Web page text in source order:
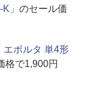
」 のセール価
エボルタ 単4形
格で1,900円